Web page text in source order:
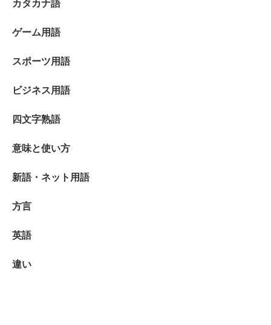
カタカナ語
ゲーム用語
スポーツ用語
ビジネス用語
四文字熟語
意味と使い方
新語・ネット用語
方言
英語
違い